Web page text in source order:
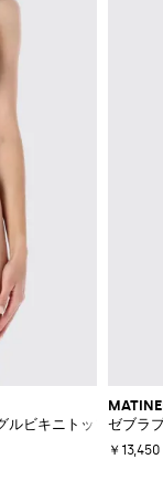
ルビキニトップゼブラ
￥13,450